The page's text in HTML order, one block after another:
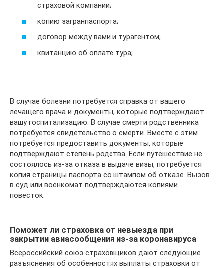
страховой компании;
копию загранпаспорта;
договор между вами и турагентом;
квитанцию об оплате тура;
В случае болезни потребуется справка от вашего
лечащего врача и документы, которые подтверждают
вашу госпитализацию. В случае смерти родственника
потребуется свидетельство о смерти. Вместе с этим
потребуется предоставить документы, которые
подтверждают степень родства. Если путешествие не
состоялось из-за отказа в выдаче визы, потребуется
копия страницы паспорта со штампом об отказе. Вызов
в суд или военкомат подтверждаются копиями
повесток.
Поможет ли страховка от невыезда при
закрытии авиасообщения из-за коронавируса
Всероссийский союз страховщиков дают следующие
разъяснения об особенностях выплаты страховки от